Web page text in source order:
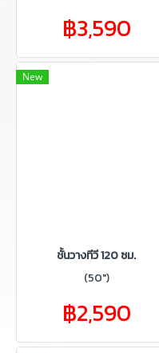
฿3,590
New
ชั้นวางทีวี 120 ซม.
(50")
฿2,590